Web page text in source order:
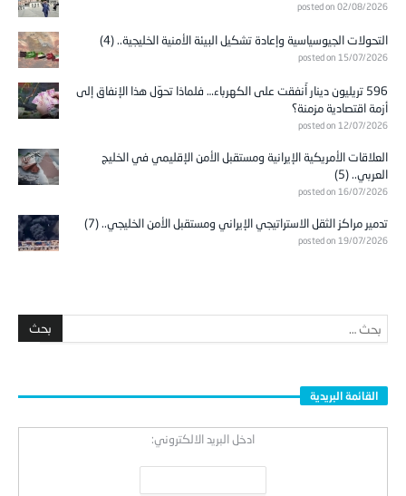
posted on 02/08/2026
التحولات الجيوسياسية وإعادة تشكيل البيئة الأمنية الخليجية.. (4)
posted on 15/07/2026
596 تريليون دينار أُنفقت على الكهرباء… فلماذا تحوّل هذا الإنفاق إلى
أزمة اقتصادية مزمنة؟
posted on 12/07/2026
العلاقات الأمريكية الإيرانية ومستقبل الأمن الإقليمي في الخليج
العربي.. (5)
posted on 16/07/2026
تدمير مراكز الثقل الاستراتيجي الإيراني ومستقبل الأمن الخليجي.. (7)
posted on 19/07/2026
القائمة البريدية
ادخل البريد الالكتروني: